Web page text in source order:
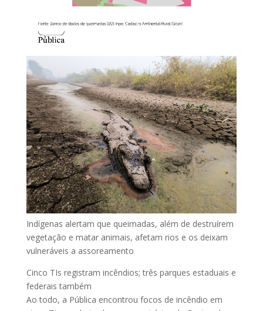
Indígenas alertam que queimadas, além de destruírem
vegetação e matar animais, afetam rios e os deixam
vulneráveis a assoreamento
Cinco TIs registram incêndios; três parques estaduais e
federais também
Ao todo, a Pública encontrou focos de incêndio em